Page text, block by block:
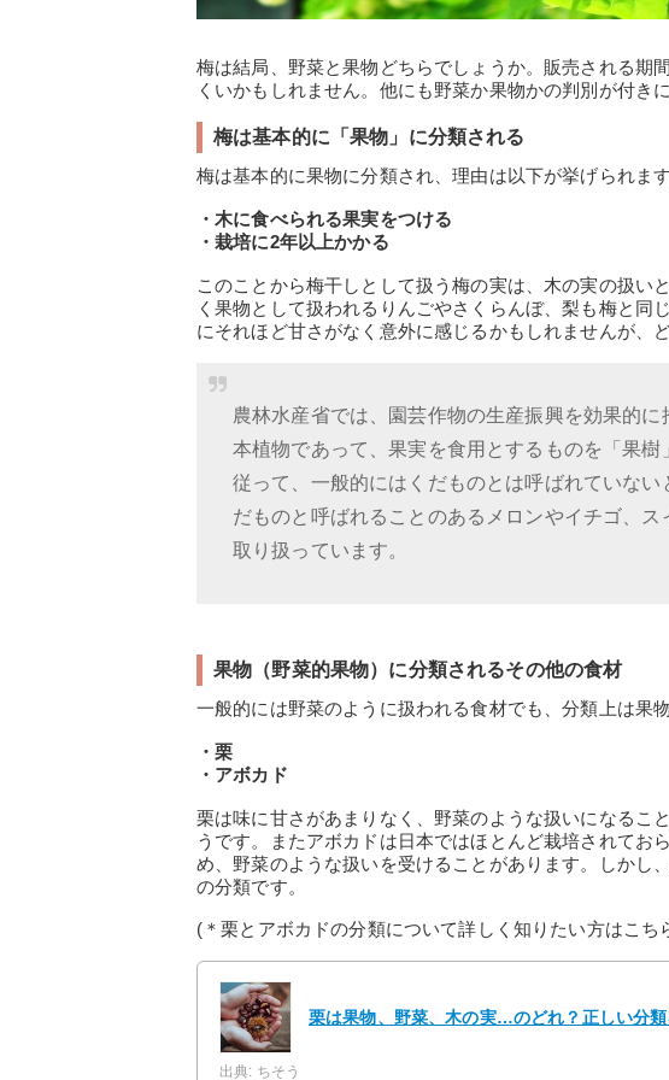
梅は結局、野菜と果物どちらでしょうか。販売される期
くいかもしれません。他にも野菜か果物かの判別が付き
梅は基本的に「果物」に分類される
梅は基本的に果物に分類され、理由は以下が挙げられます
・木に食べられる果実をつける
・栽培に2年以上かかる
このことから梅干しとして扱う梅の実は、木の実の扱い
く果物として扱われるりんごやさくらんぼ、梨も梅と
にそれほど甘さがなく意外に感じるかもしれませんが、
農林水産省では、園芸作物の生産振興を効果的
本植物であって、果実を食用とするものを「果樹
従って、一般的にはくだものとは呼ばれていな
だものと呼ばれることのあるメロンやイチゴ、
取り扱っています。
果物（野菜的果物）に分類されるその他の食材
一般的には野菜のように扱われる食材でも、分類上は果
・栗
・アボカド
栗は味に甘さがあまりなく、野菜のような扱いになるこ
うです。またアボカドは日本ではほとんど栽培されてお
め、野菜のような扱いを受けることがあります。しかし
の分類です。
(＊栗とアボカドの分類について詳しく知りたい方はこ
栗は果物、野菜、木の実…のどれ？正しい分
出典: ちそう